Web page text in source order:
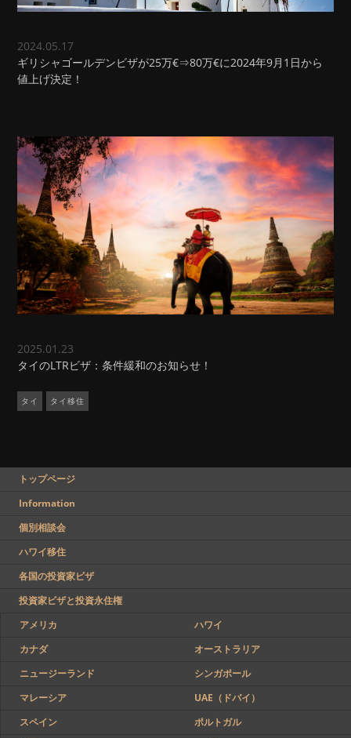
2024.05.17
ギリシャゴールデンビザが25万€⇒80万€に2024年9月1日から
値上げ決定！
2025.01.23
タイのLTRビザ：条件緩和のお知らせ！
タイ タイ移住
トップページ
Information
個別相談会
ハワイ移住
各国の投資家ビザ
投資家ビザと投資永住権
アメリカ
ハワイ
カナダ
オーストラリア
ニュージーランド
シンガポール
マレーシア
UAE（ドバイ）
スペイン
ポルトガル